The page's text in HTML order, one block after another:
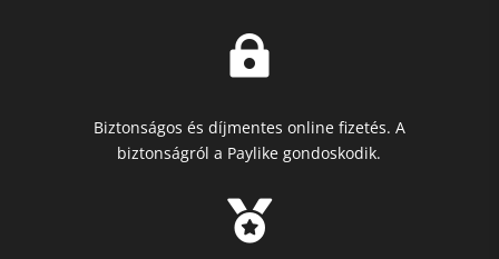

Biztonságos és díjmentes online fizetés. A
biztonságról a Paylike gondoskodik.
